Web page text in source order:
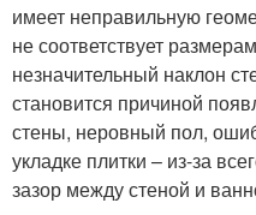
имеет неправильную
не соответствует
незначительный наклон
становится причиной
стены, неровный пол,
укладке плитки – из-за
зазор между стеной и